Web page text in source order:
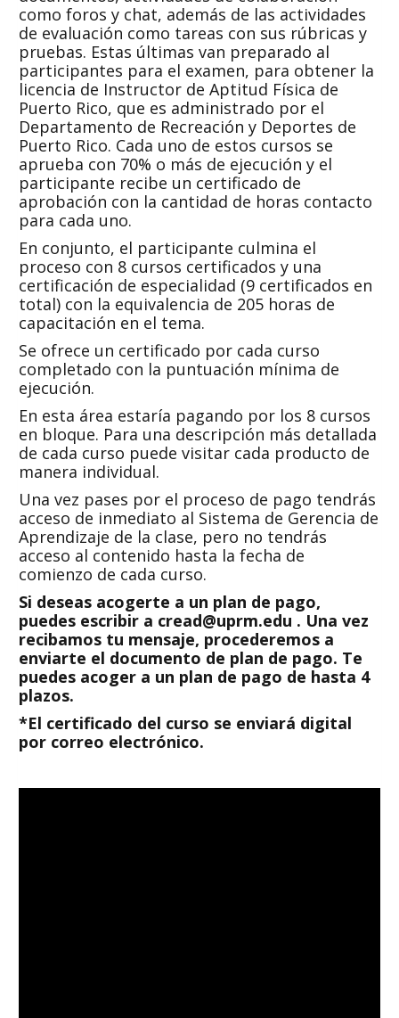
como foros y chat, además de las actividades
de evaluación como tareas con sus rúbricas y
pruebas. Estas últimas van preparado al
participantes para el examen, para obtener la
licencia de Instructor de Aptitud Física de
Puerto Rico, que es administrado por el
Departamento de Recreación y Deportes de
Puerto Rico. Cada uno de estos cursos se
aprueba con 70% o más de ejecución y el
participante recibe un certificado de
aprobación con la cantidad de horas contacto
para cada uno.
En conjunto, el participante culmina el
proceso con 8 cursos certificados y una
certificación de especialidad (9 certificados en
total) con la equivalencia de 205 horas de
capacitación en el tema.
Se ofrece un certificado por cada curso
completado con la puntuación mínima de
ejecución.
En esta área estaría pagando por los 8 cursos
en bloque. Para una descripción más detallada
de cada curso puede visitar cada producto de
manera individual.
Una vez pases por el proceso de pago tendrás
acceso de inmediato al Sistema de Gerencia de
Aprendizaje de la clase, pero no tendrás
acceso al contenido hasta la fecha de
comienzo de cada curso.
Si deseas acogerte a un plan de pago,
puedes escribir a cread@uprm.edu . Una vez
recibamos tu mensaje, procederemos a
enviarte el documento de plan de pago. Te
puedes acoger a un plan de pago de hasta 4
plazos.
*El certificado del curso se enviará digital
por correo electrónico.